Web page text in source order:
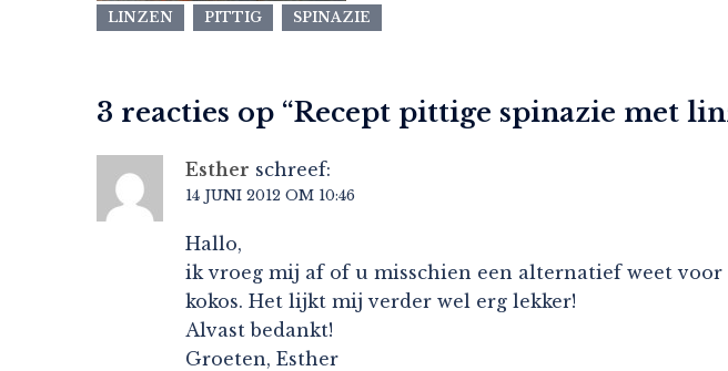
LINZEN PITTIG SPINAZIE
3 reacties op “Recept pittige spinazie met
Esther schreef:
14 JUNI 2012 OM 10:46
Hallo,
ik vroeg mij af of u misschien een alternatief weet
kokos. Het lijkt mij verder wel erg lekker!
Alvast bedankt!
Groeten, Esther